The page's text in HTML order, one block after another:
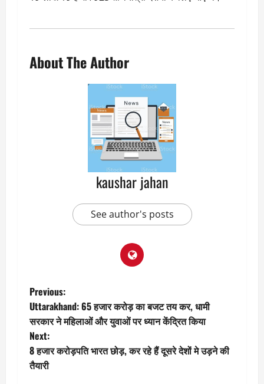
About The Author
kaushar jahan
See author's posts
P
o
s
t
Previous:
Uttarakhand: 65 हजार करोड़ का बजट तय कर, धामी
सरकार ने महिलाओं और युवाओं पर ध्यान केंद्रित किया
Next:
8 हजार करोड़पति भारत छोड़, कर रहे हैं दूसरे देशों मे उड़ने की
तैयारी